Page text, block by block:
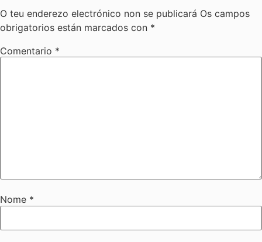
O teu enderezo electrónico non se publicará Os campos
obrigatorios están marcados con *
Comentario *
Nome *